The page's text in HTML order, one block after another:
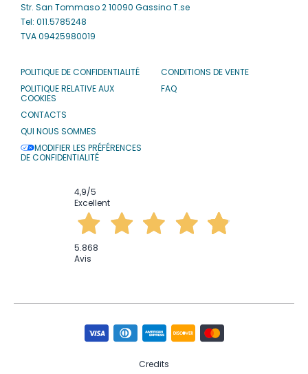
Str. San Tommaso 2 10090 Gassino T.se
Tel: 011.5785248
TVA 09425980019
POLITIQUE DE CONFIDENTIALITÉ
POLITIQUE RELATIVE AUX
COOKIES
CONTACTS
QUI NOUS SOMMES
MODIFIER LES PRÉFÉRENCES
DE CONFIDENTIALITÉ
CONDITIONS DE VENTE
FAQ
4,9/5
Excellent
5.868
Avis
Credits